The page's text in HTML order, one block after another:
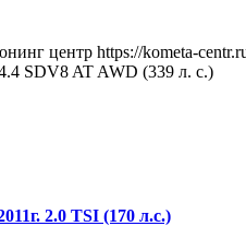
центр https://kometa-
SDV8 AT AWD (339 л. с.)
2.0 TSI (170 л.с.)